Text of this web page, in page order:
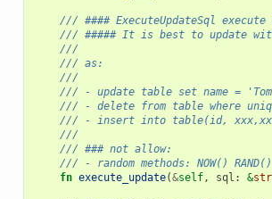
/// #### ExecuteUpdateSql
/// ##### It is best to update
///
/// as:
///
/// - update table set name =
/// - delete from table where
/// - insert into table(id,
///
/// ### not allow:
/// - random methods: NOW()
fn execute_update(&self, sql : &str